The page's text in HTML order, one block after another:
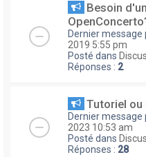
Besoin
Dernier message
2019 5:55 pm
Posté dans
Réponses : 2
Tutoriel
Dernier message
2023 10:53 am
Posté dans
Réponses : 28